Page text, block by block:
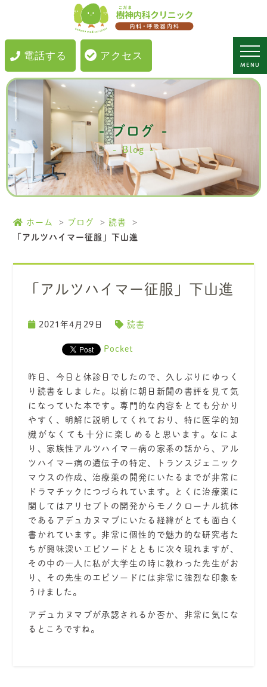
電話する アクセス
MENU
ブログ
Blog
「アルツハイマー征服」下山進｜樹神内科クリニック｜小平市・花小金
ホーム ブログ
読書
「アルツハイマー征服」下山進
「アルツハイマー征服」下山進
2021年4月29日 読書
Pocket
昨日、今日と休診日でしたので、久しぶりにゆっく
り読書をしました。以前に朝日新聞の書評を見て気
になっていた本です。専門的な内容をとても分かり
やすく、明解に説明してくれており、特に医学的知
識がなくても十分に楽しめると思います。なによ
り、家族性アルツハイマー病の家系の話から、アル
ツハイマー病の遺伝子の特定、トランスジェニック
マウスの作成、治療薬の開発にいたるまでが非常に
ドラマチックにつづられています。とくに治療薬に
関してはアリセプトの開発からモノクローナル抗体
であるアデュカヌマブにいたる経緯がとても面白く
書かれています。非常に個性的で魅力的な研究者た
ちが興味深いエピソードとともに次々現れますが、
その中の一人に私が大学生の時に教わった先生がお
り、その先生のエピソードには非常に強烈な印象を
うけました。
アデュカヌマブが承認されるか否か、非常に気にな
るところですね。